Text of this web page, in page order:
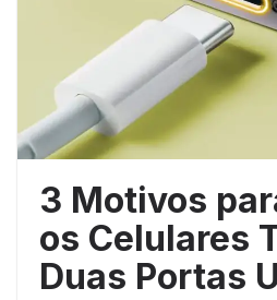
3 Motivos
os Celulares
Duas Portas